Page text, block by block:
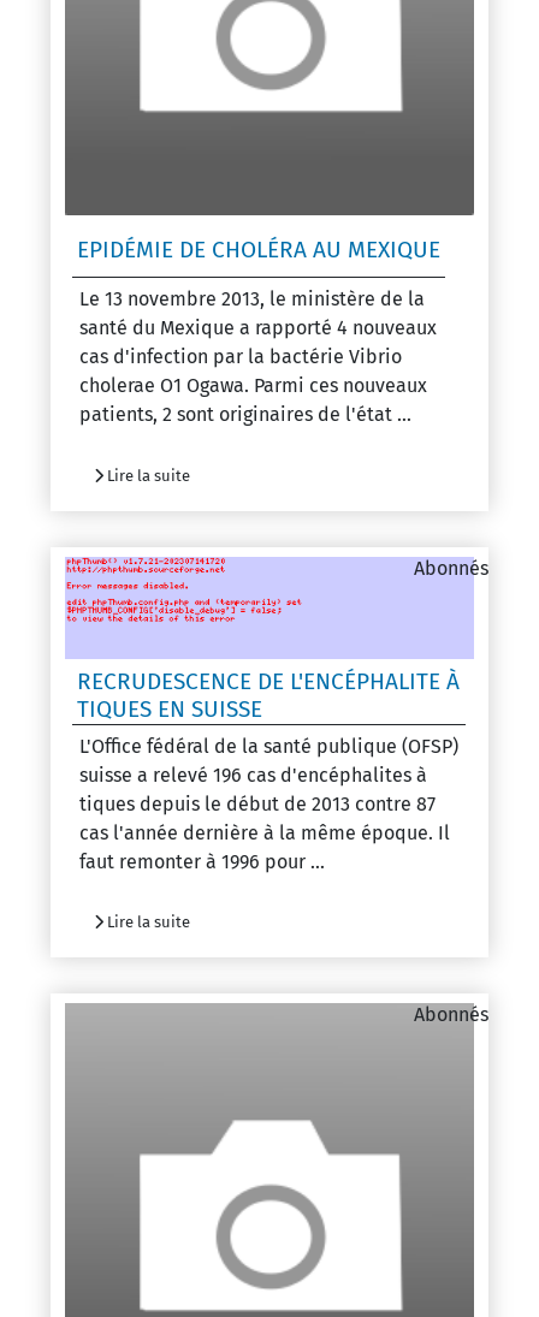
EPIDÉMIE DE CHOLÉRA AU MEXIQUE
Le 13 novembre 2013, le ministère de la
santé du Mexique a rapporté 4 nouveaux
cas d'infection par la bactérie Vibrio
cholerae O1 Ogawa. Parmi ces nouveaux
patients, 2 sont originaires de l'état ...
Lire la suite
Abonnés
RECRUDESCENCE DE L'ENCÉPHALITE À
TIQUES EN SUISSE
L'Office fédéral de la santé publique (OFSP)
suisse a relevé 196 cas d'encéphalites à
tiques depuis le début de 2013 contre 87
cas l'année dernière à la même époque. Il
faut remonter à 1996 pour ...
Lire la suite
Abonnés